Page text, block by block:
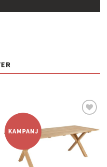
Lägg
till i
önskelistan